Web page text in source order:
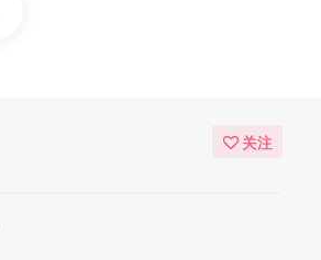
关注